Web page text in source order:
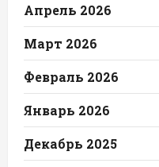
Апрель 2026
Март 2026
Февраль 2026
Январь 2026
Декабрь 2025